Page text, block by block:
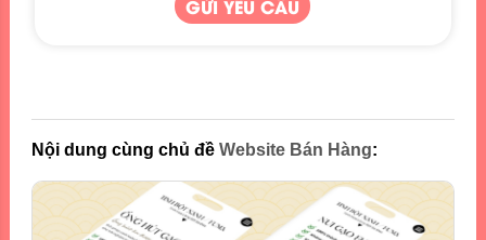
Nội dung cùng chủ đề Website Bán Hàng: